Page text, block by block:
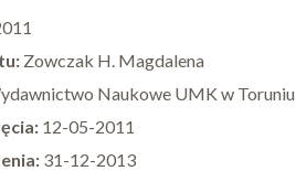
Zowczak H. Magdalena
Naukowe UMK w Toruniu
12-05-2011
31-12-2013